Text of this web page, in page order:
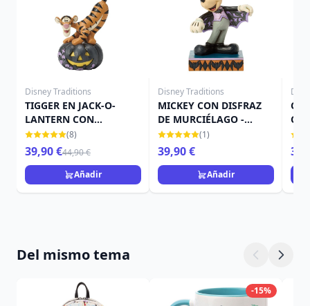
Disney Traditions
TIGGER EN JACK-O-
LANTERN CON
MURCIÉLAGO - DISNEY
TRADITIONS
(8)
39,90 €44,90 €
Añadir
Disney Traditions
MICKEY CON DISFRAZ
DE MURCIÉLAGO -
DISNEY TRADITIONS
(1)
39,90 €
Añadir
Del mismo tema
-15%